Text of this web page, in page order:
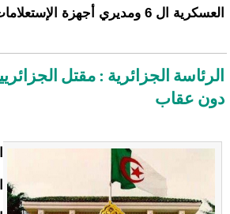
العسكرية ال 6 ومديري أجهزة الإستعلامات والأمن.
دون عقاب